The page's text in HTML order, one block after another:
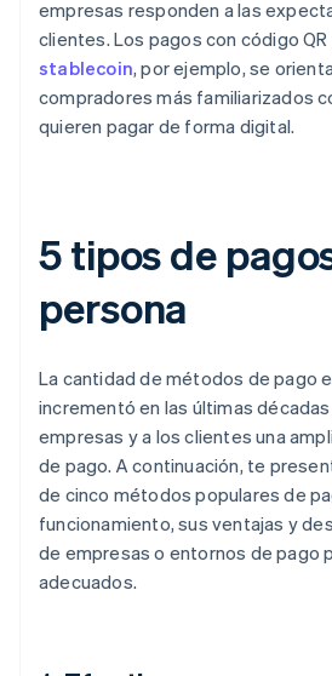
empresas responden a las
clientes. Los pagos con código QR
stablecoin, por ejemplo, se
compradores más familiarizados
quieren pagar de forma digital.
5 tipos de
persona
La cantidad de métodos de pago
incrementó en las últimas
empresas y a los clientes una
de pago. A continuación, te
de cinco métodos populares de
funcionamiento, sus ventajas y
de empresas o entornos de pago
adecuados.